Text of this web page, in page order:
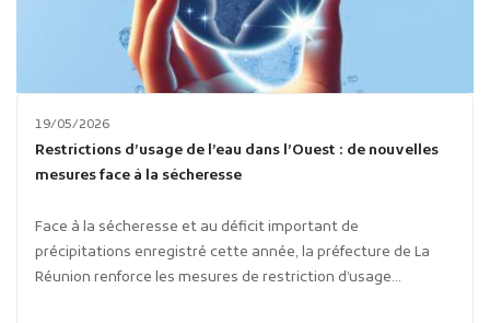
19/05/2026
Restrictions d’usage de l’eau dans l’Ouest : de nouvelles
mesures face à la sécheresse
Face à la sécheresse et au déficit important de
précipitations enregistré cette année, la préfecture de La
Réunion renforce les mesures de restriction d’usage...